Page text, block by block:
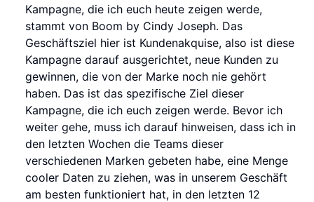
Kampagne, die ich euch heute zeigen werde,
stammt von Boom by Cindy Joseph. Das
Geschäftsziel hier ist Kundenakquise, also ist diese
Kampagne darauf ausgerichtet, neue Kunden zu
gewinnen, die von der Marke noch nie gehört
haben. Das ist das spezifische Ziel dieser
Kampagne, die ich euch zeigen werde. Bevor ich
weiter gehe, muss ich darauf hinweisen, dass ich in
den letzten Wochen die Teams dieser
verschiedenen Marken gebeten habe, eine Menge
cooler Daten zu ziehen, was in unserem Geschäft
am besten funktioniert hat, in den letzten 12